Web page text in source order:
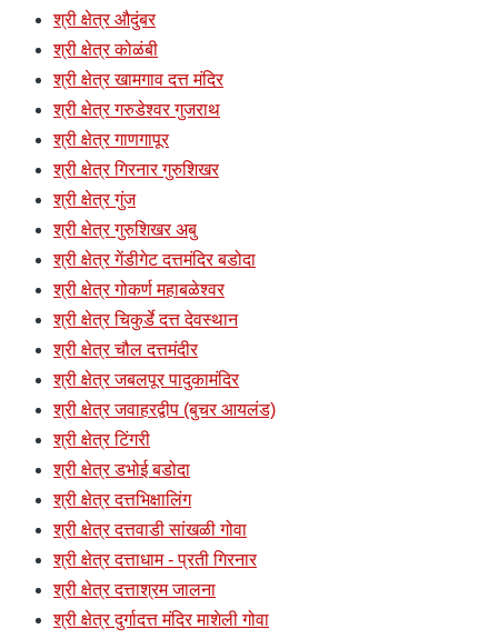
श्री क्षेत्र औदुंबर
श्री क्षेत्र कोळंबी
श्री क्षेत्र खामगाव दत्त मंदिर
श्री क्षेत्र गरुडेश्वर गुजराथ
श्री क्षेत्र गाणगापूर
श्री क्षेत्र गिरनार गुरुशिखर
श्री क्षेत्र गुंज
श्री क्षेत्र गुरुशिखर अबु
श्री क्षेत्र गेंडीगेट दत्तमंदिर बडोदा
श्री क्षेत्र गोकर्ण महाबळेश्वर
श्री क्षेत्र चिकुर्डे दत्त देवस्थान
श्री क्षेत्र चौल दत्तमंदीर
श्री क्षेत्र जबलपूर पादुकामंदिर
श्री क्षेत्र जवाहरद्वीप (बुचर आयलंड)
श्री क्षेत्र टिंगरी
श्री क्षेत्र डभोई बडोदा
श्री क्षेत्र दत्तभिक्षालिंग
श्री क्षेत्र दत्तवाडी सांखळी गोवा
श्री क्षेत्र दत्ताधाम - प्रती गिरनार
श्री क्षेत्र दत्ताश्रम जालना
श्री क्षेत्र दुर्गादत्त मंदिर माशेली गोवा